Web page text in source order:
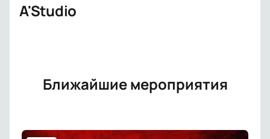
A'Studio
Ближайшие мероприятия